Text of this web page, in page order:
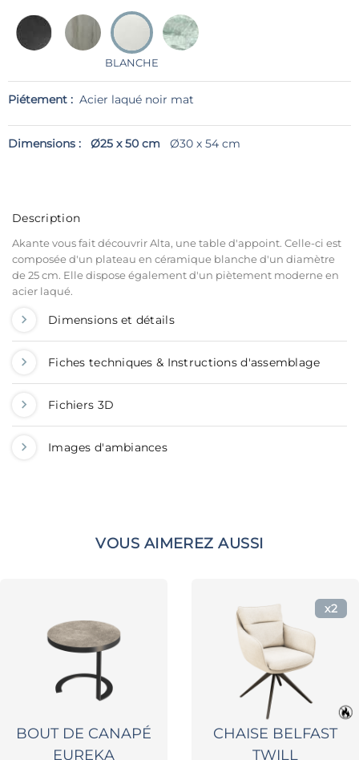
BLANCHE
Piétement : Acier laqué noir mat
Dimensions : Ø25 x 50 cm Ø30 x 54 cm
Description
Akante vous fait découvrir Alta, une table d'appoint. Celle-ci est
composée d'un plateau en céramique blanche d'un diamètre
de 25 cm. Elle dispose également d'un piètement moderne en
acier laqué.
Dimensions et détails
Fiches techniques & Instructions d'assemblage
Fichiers 3D
Images d'ambiances
VOUS AIMEREZ AUSSI
BOUT DE CANAPÉ
EUREKA
CHAISE BELFAST
TWILL
x2